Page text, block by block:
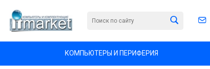
КОМПЬЮТЕРЫ И ПЕРИФЕРИЯ